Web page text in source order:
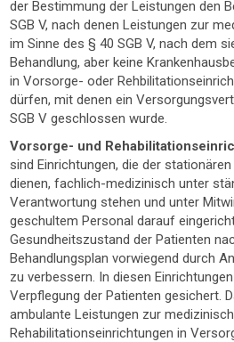
der Bestimmung der Leistungen den
SGB V, nach denen Leistungen zur
im Sinne des § 40 SGB V, nach dem
Behandlung, aber keine
in Vorsorge- oder
dürfen, mit denen ein
SGB V geschlossen wurde.
Vorsorge- und
sind Einrichtungen, die der
dienen, fachlich-medizinisch unter
Verantwortung stehen und unter
geschultem Personal darauf
Gesundheitszustand der Patienten
Behandlungsplan vorwiegend durch
zu verbessern. In diesen
Verpflegung der Patienten gesichert.
ambulante Leistungen zur
Rehabilitationseinrichtungen in